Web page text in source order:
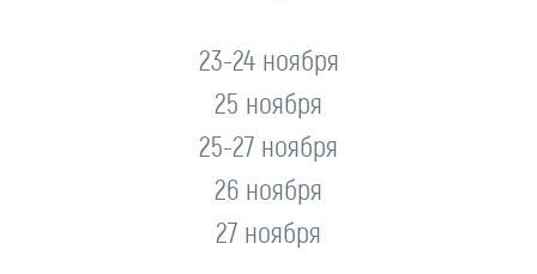
23-24 ноября
25 ноября
25-27 ноября
26 ноября
27 ноября